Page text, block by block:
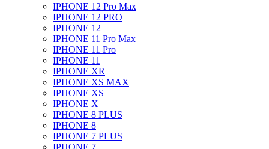
IPHONE 12 Pro Max
IPHONE 12 PRO
IPHONE 12
IPHONE 11 Pro Max
IPHONE 11 Pro
IPHONE 11
IPHONE XR
IPHONE XS MAX
IPHONE XS
IPHONE X
IPHONE 8 PLUS
IPHONE 8
IPHONE 7 PLUS
IPHONE 7